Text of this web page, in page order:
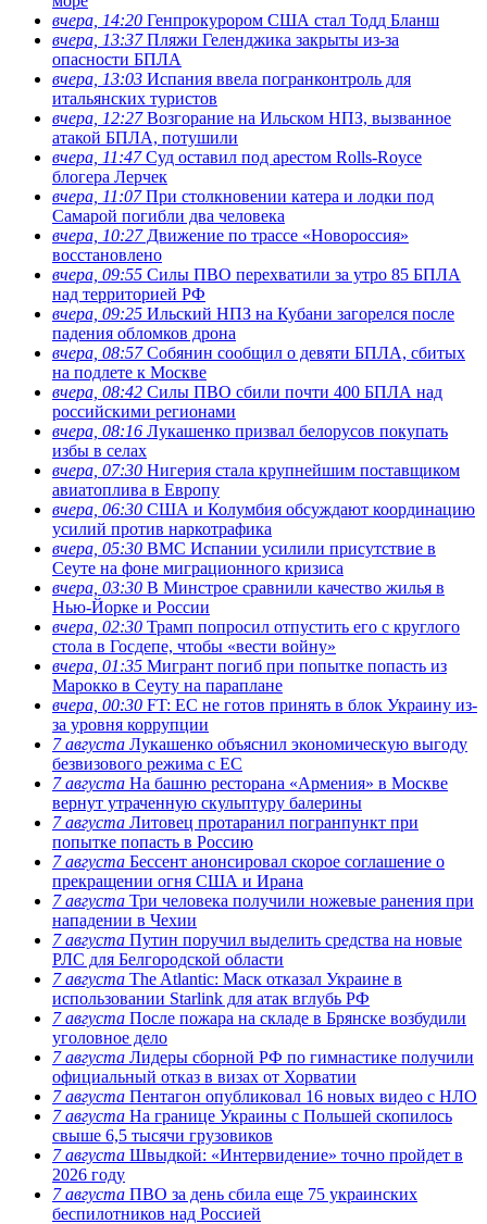
вчера, 14:20 Генпрокурором США стал Тодд Бланш
вчера, 13:37Пляжи Геленджика закрыты из-за
опасности БПЛА
вчера, 13:03 Испания ввела погранконтроль для
итальянских туристов
вчера, 12:27Возгорание на Ильском НПЗ, вызванное
атакой БПЛА, потушили
вчера, 11:47Суд оставил под арестом Rolls-Royce
блогера Лерчек
вчера, 11:07При столкновении катера и лодки под
Самарой погибли два человека
вчера, 10:27Движение по трассе «Новороссия»
восстановлено
вчера, 09:55 Силы ПВО перехватили за утро 85 БПЛА
над территорией РФ
вчера, 09:25 Ильский НПЗ на Кубани загорелся после
падения обломков дрона
вчера, 08:57Собянин сообщил о девяти БПЛА, сбитых
на подлете к Москве
вчера, 08:42 Силы ПВО сбили почти 400 БПЛА над
российскими регионами
вчера, 08:16 Лукашенко призвал белорусов покупать
избы в селах
вчера, 07:30 Нигерия стала крупнейшим поставщиком
авиатоплива в Европу
вчера, 06:30 США и Колумбия обсуждают координацию
усилий против наркотрафика
вчера, 05:30 ВМС Испании усилили присутствие в
Сеуте на фоне миграционного кризиса
вчера, 03:30 В Минстрое сравнили качество жилья в
Нью-Йорке и России
вчера, 02:30 Трамп попросил отпустить его с круглого
стола в Госдепе, чтобы «вести войну»
вчера, 01:35 Мигрант погиб при попытке попасть из
Марокко в Сеуту на параплане
вчера, 00:30 FT: ЕС не готов принять в блок Украину из-
за уровня коррупции
7 августа Лукашенко объяснил экономическую выгоду
безвизового режима с ЕС
7 августа На башню ресторана «Армения» в Москве
вернут утраченную скульптуру балерины
7 августа Литовец протаранил погранпункт при
попытке попасть в Россию
7 августа Бессент анонсировал скорое соглашение о
прекращении огня США и Ирана
7 августа Три человека получили ножевые ранения при
нападении в Чехии
7 августа Путин поручил выделить средства на новые
РЛС для Белгородской области
7 августа The Atlantic: Маск отказал Украине в
использовании Starlink для атак вглубь РФ
7 августа После пожара на складе в Брянске возбудили
уголовное дело
7 августа Лидеры сборной РФ по гимнастике получили
официальный отказ в визах от Хорватии
7 августа Пентагон опубликовал 16 новых видео с НЛО
7 августа На границе Украины с Польшей скопилось
свыше 6,5 тысячи грузовиков
7 августа Швыдкой: «Интервидение» точно пройдет в
2026 году
7 августа ПВО за день сбила еще 75 украинских
беспилотников над Россией